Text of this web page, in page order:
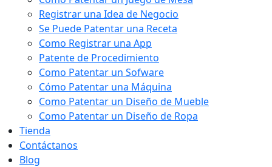
Registrar una Idea de Negocio
Se Puede Patentar una Receta
Como Registrar una App
Patente de Procedimiento
Como Patentar un Sofware
Cómo Patentar una Máquina
Como Patentar un Diseño de Mueble
Como Patentar un Diseño de Ropa
Tienda
Contáctanos
Blog